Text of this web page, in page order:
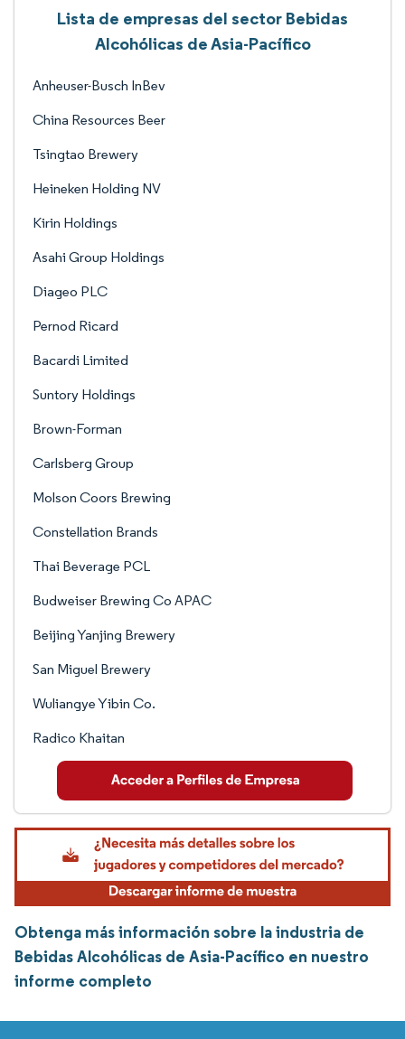
Lista de empresas del sector Bebidas
Alcohólicas de Asia-Pacífico
Anheuser-Busch InBev
China Resources Beer
Tsingtao Brewery
Heineken Holding NV
Kirin Holdings
Asahi Group Holdings
Diageo PLC
Pernod Ricard
Bacardi Limited
Suntory Holdings
Brown-Forman
Carlsberg Group
Molson Coors Brewing
Constellation Brands
Thai Beverage PCL
Budweiser Brewing Co APAC
Beijing Yanjing Brewery
San Miguel Brewery
Wuliangye Yibin Co.
Radico Khaitan
Obtenga más información sobre la industria de
Bebidas Alcohólicas de Asia-Pacífico en nuestro
informe completo